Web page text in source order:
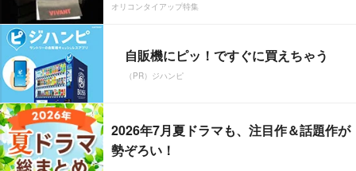
オリコンタイアップ特集
自販機にピッ！ですぐに買えちゃう
（PR）ジハンピ
2026年7月夏ドラマも、注目作＆話題作が
勢ぞろい！